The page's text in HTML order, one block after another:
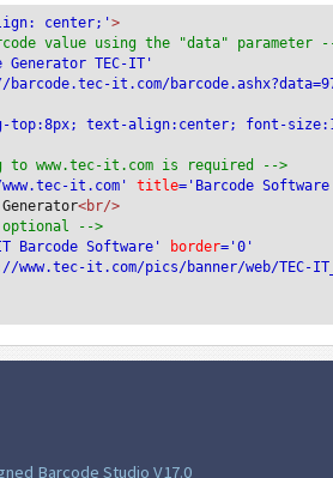
center;'>
value using the "data" parameter
Generator TEC-IT'
it.com/
top:8px; text-align:center; font-
www.tec-it.com is required -->
it.com' title='Barcode
<br/>
-->
Barcode Software' border='0'
it.com/pics/banner/web/TEC-
Barcode Studio V17.0